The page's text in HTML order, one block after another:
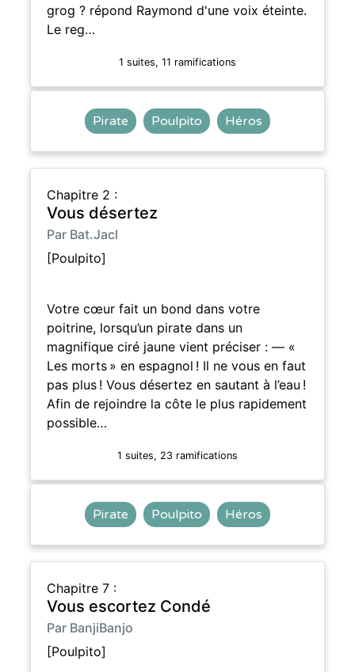
grog ? répond Raymond d'une voix éteinte.
Le reg…
1 suites, 11 ramifications
Pirate Poulpito Héros
Chapitre 2 :
Vous désertez
Par Bat.Jacl
[Poulpito]
Votre cœur fait un bond dans votre
poitrine, lorsqu’un pirate dans un
magnifique ciré jaune vient préciser : — «
Les morts » en espagnol ! Il ne vous en faut
pas plus ! Vous désertez en sautant à l’eau !
Afin de rejoindre la côte le plus rapidement
possible…
1 suites, 23 ramifications
Pirate Poulpito Héros
Chapitre 7 :
Vous escortez Condé
Par BanjiBanjo
[Poulpito]